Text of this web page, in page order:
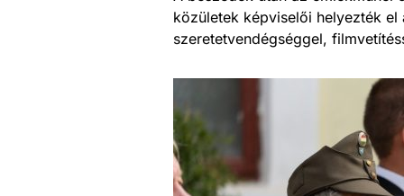
közületek képviselői helyezték
szeretetvendégséggel,